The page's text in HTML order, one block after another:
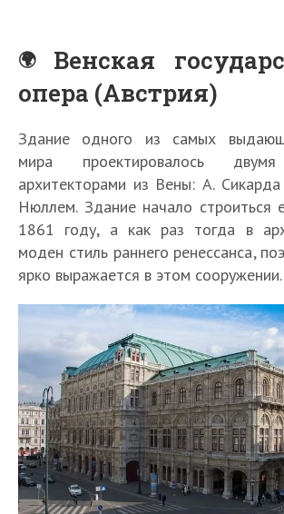
Венская
опера (Австрия)
Здание одного из самых
мира проектировалось
архитекторами из Вены: А.
Нюллем. Здание начало строиться
1861 году, а как раз тогда в
моден стиль раннего ренессанса,
ярко выражается в этом сооружении.